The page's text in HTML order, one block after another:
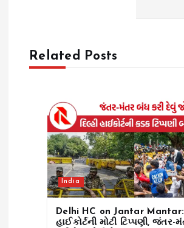
a
Related Posts
India
Delhi HC on Jantar Mantar:
હાઈકોર્ટની મોટી ટિપ્પણી, જંતર-